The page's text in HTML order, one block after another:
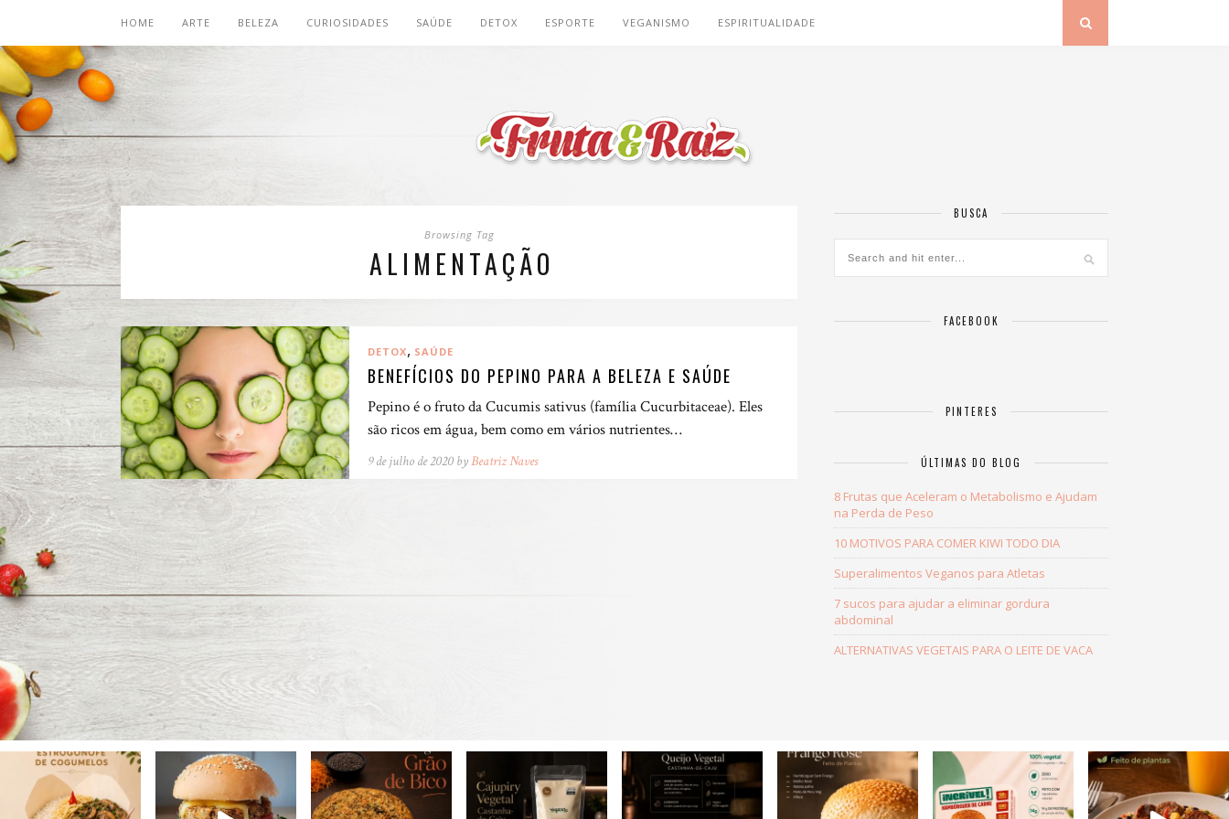
HOME ARTE BELEZA CURIOSIDADES SAÚDE DETOX ESPORTE VEGANISMO ESPIRITUALIDADE
Browsing Tag
ALIMENTAÇÃO
DETOX, SAÚDE
BENEFÍCIOS DO PEPINO PARA A BELEZA E SAÚDE
Pepino é o fruto da Cucumis sativus (família Cucurbitaceae). Eles
são ricos em água, bem como em vários nutrientes…
9 de julho de 2020 byBeatriz Naves
BUSCA
FACEBOOK
PINTERES
ÚLTIMAS DO BLOG
8 Frutas que Aceleram o Metabolismo e Ajudam
na Perda de Peso
10 MOTIVOS PARA COMER KIWI TODO DIA
Superalimentos Veganos para Atletas
7 sucos para ajudar a eliminar gordura
abdominal
ALTERNATIVAS VEGETAIS PARA O LEITE DE VACA